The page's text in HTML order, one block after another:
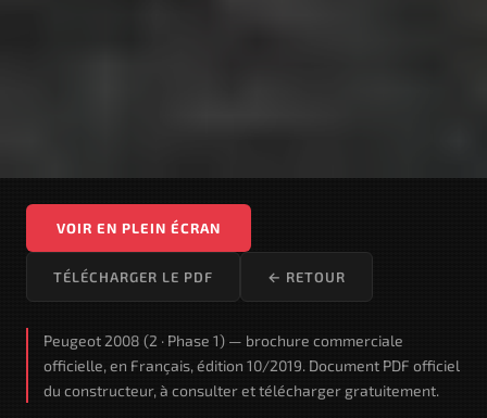
VOIR EN PLEIN ÉCRAN
TÉLÉCHARGER LE PDF ← RETOUR
Peugeot 2008 (2 · Phase 1) — brochure commerciale
officielle, en Français, édition 10/2019. Document PDF officiel
du constructeur, à consulter et télécharger gratuitement.